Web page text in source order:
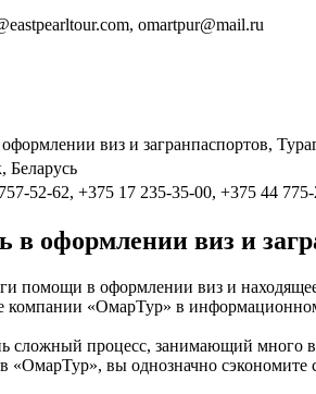
omartpur@mail.ru
виз и загранпаспортов,
Беларусь
52-62, +375 17 235-35-00, +375 44
оформлении виз и
помощи в оформлении виз и
компании «ОмарТур» в
сложный процесс, занимающий
«ОмарТур», вы однозначно